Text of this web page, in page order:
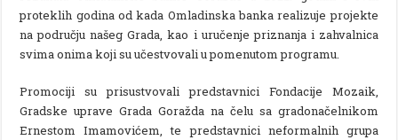
proteklih godina od kada Omladinska banka realizuje projekte
na području našeg Grada, kao i uručenje priznanja i zahvalnica
svima onima koji su učestvovali u pomenutom programu.
Promociji su prisustvovali predstavnici Fondacije Mozaik,
Gradske uprave Grada Goražda na čelu sa gradonačelnikom
Ernestom Imamovićem, te predstavnici neformalnih grupa